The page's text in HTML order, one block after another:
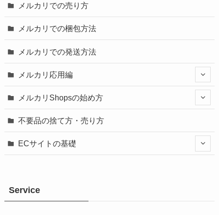
メルカリでの売り方
メルカリでの梱包方法
メルカリでの発送方法
メルカリ応用編
メルカリShopsの始め方
不要品の捨て方・売り方
ECサイトの基礎
Service